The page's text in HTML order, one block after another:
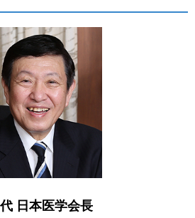
日本医学会長